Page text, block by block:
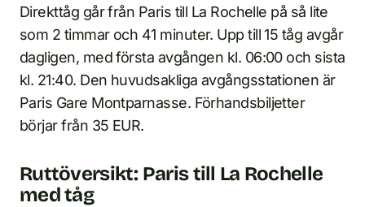
Direkttåg går från Paris till La Rochelle på så lite
som 2 timmar och 41 minuter. Upp till 15 tåg avgår
dagligen, med första avgången kl. 06:00 och sista
kl. 21:40. Den huvudsakliga avgångsstationen är
Paris Gare Montparnasse. Förhandsbiljetter
börjar från 35 EUR.
Ruttöversikt: Paris till La Rochelle
med tåg